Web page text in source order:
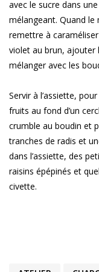
avec le sucre dans
mélangeant. Quand
remettre à
violet au brun, ajouter
mélanger avec les
Servir à l’assiette,
fruits au fond d’un
crumble au boudin et
tranches de radis et
dans l’assiette, des
raisins épépinés et
civette.